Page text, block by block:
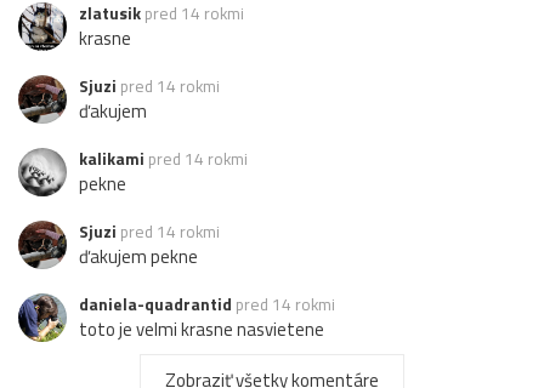
zlatusik pred 14 rokmi
krasne
Sjuzi pred 14 rokmi
ďakujem
kalikami pred 14 rokmi
pekne
Sjuzi pred 14 rokmi
ďakujem pekne
daniela-quadrantid pred 14 rokmi
toto je velmi krasne nasvietene
pred 14 rokmi
Zobraziť všetky komentáre